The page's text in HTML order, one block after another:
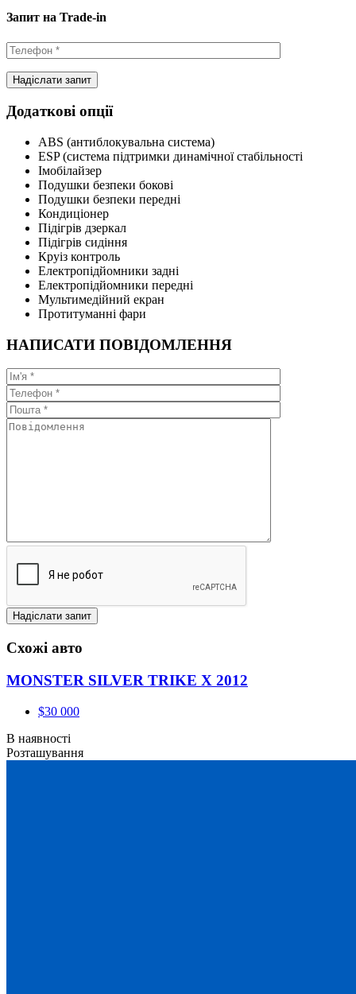
Запит на Trade-in
Додаткові опції
ABS (антиблокувальна система)
ESP (система підтримки динамічної стабільності
Імобілайзер
Подушки безпеки бокові
Подушки безпеки передні
Кондиціонер
Підігрів дзеркал
Підігрів сидіння
Круіз контроль
Електропідйомники задні
Електропідйомники передні
Мультимедійний екран
Протитуманні фари
НАПИСАТИ ПОВІДОМЛЕННЯ
Схожі авто
MONSTER SILVER TRIKE X 2012
$30 000
В наявності
Розташування